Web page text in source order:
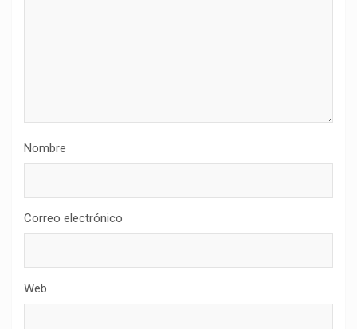
Nombre
Correo electrónico
Web